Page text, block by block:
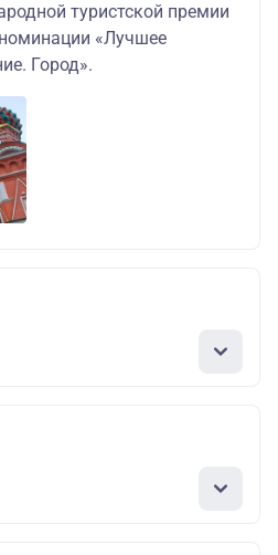
туристской премии
«Лучшее
Город».